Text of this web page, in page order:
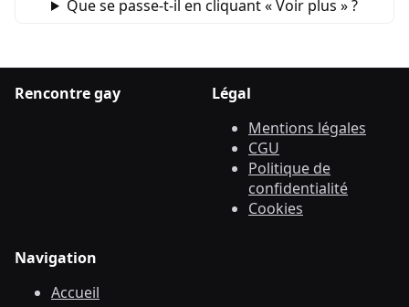
Que se passe‑t‑il en cliquant « Voir plus » ?
Rencontre gay
Légal
Mentions légales
CGU
Politique de
confidentialité
Cookies
Navigation
Accueil